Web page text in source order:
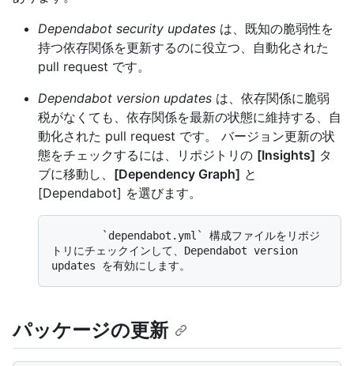
Dependabot security updates は、既知の脆弱性を
持つ依存関係を更新するのに役立つ、自動化された
pull request です。
Dependabot version updates は、依存関係に脆弱
税がなくても、依存関係を最新の状態に維持する、自
動化された pull request です。 バージョン更新の状
態をチェックするには、リポジトリの [Insights] タ
ブに移動し、 [Dependency Graph] と
[Dependabot] を選びます。
トリにチェックインして、Dependabot version
パッケージの更新